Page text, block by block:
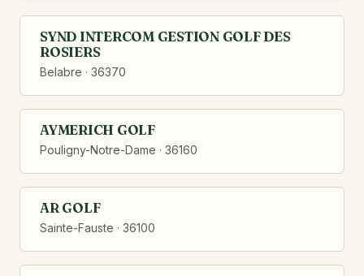
SYND INTERCOM GESTION GOLF DES
ROSIERS
Belabre · 36370
AYMERICH GOLF
Pouligny-Notre-Dame · 36160
AR GOLF
Sainte-Fauste · 36100